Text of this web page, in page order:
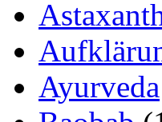
Ayurveda